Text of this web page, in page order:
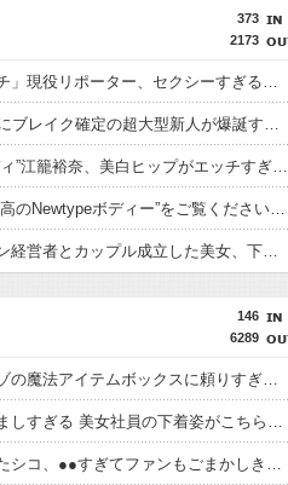
373
2173
「王様のブランチ」現役リポーター、セクシーすぎる写真集を発売wwwww冴木柚葉、水着姿で大人の色気が爆発！！！
イメージDVD界にブレイク確定の超大型新人が爆誕するwwwww黒髪清純乙女・黒川結、顔もカラダも演技もIVファンから絶賛の嵐！！処女作「初結」の動画＆画像まとめ！！
“エンジェルボディ”江籠裕奈、美白ヒップがエッチすぎるwwwwww最新水着グラビア写真集でセクシーショット！！！
【画像】“令和最高のNewtypeボディー”をご覧くださいwwwww小倉あずさ、下着グラビアで神スタイル炸裂！！！
【画像】イケメン経営者とカップル成立した美女、下着グラビアがセクシーすぎるwwwwww高橋かの、妖艶ランジェリーで悩殺！！！
146
6289
【悲報】女、ナゾの魔法アイテムボックスに頼りすぎｗｗｗｗ
【画像】弟が羨ましすぎる 美女社員の下着姿がこちらwwwwwww
【悲報】声優あたシコ、●●すぎてファンもごまかしきれないｗｗｗｗ